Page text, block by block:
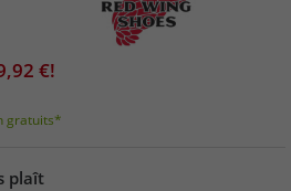
€!
gratuits*
plaît